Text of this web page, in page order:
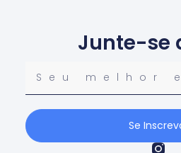
Junte-se
Se